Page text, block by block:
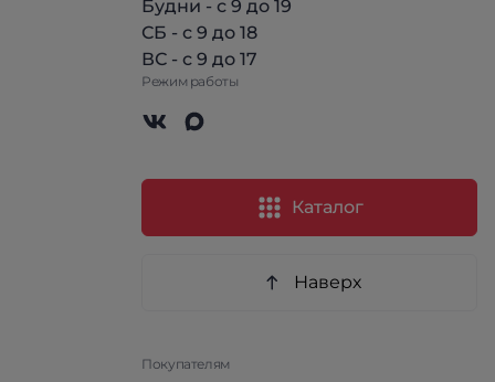
Будни - с 9 до 19
СБ - с 9 до 18
ВС - с 9 до 17
Режим работы
Каталог
Наверх
Покупателям